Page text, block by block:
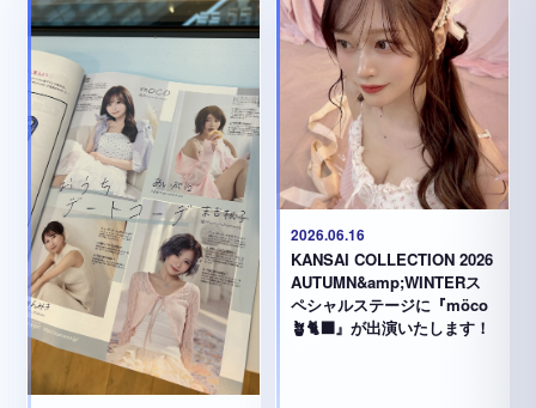
2026.06.16
KANSAI COLLECTION 2026
AUTUMN&amp;WINTERス
ペシャルステージに『möco
🪴🐈‍⬛』が出演いたします！